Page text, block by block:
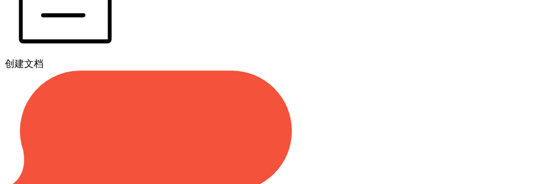
创建文档